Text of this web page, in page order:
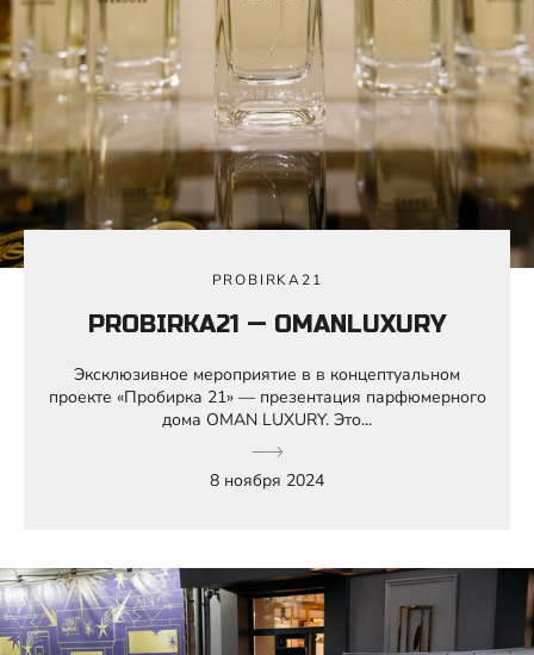
PROBIRKA21
PROBIRKA21 — OMANLUXURY
Эксклюзивное мероприятие в в концептуальном
проекте «Пробирка 21» — презентация парфюмерного
дома OMAN LUXURY. Это...
8 ноября 2024